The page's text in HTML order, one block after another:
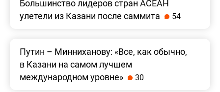
Большинство лидеров стран АСЕАН
улетели из Казани после саммита
54
Путин – Минниханову: «Все, как обычно,
в Казани на самом лучшем
международном уровне»
30